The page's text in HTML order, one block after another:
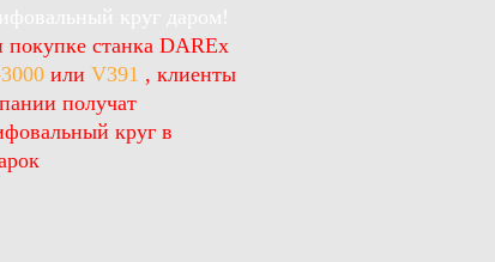
круг даром!
покупке станка DAREx
или V391 , клиенты
получат
круг в